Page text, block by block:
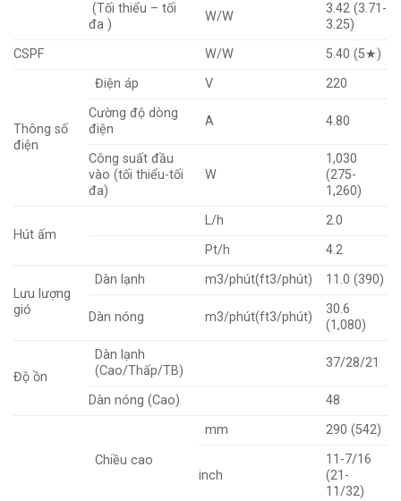
(Tối thiểu – tối
đa )
W/W
3.42 (3.71-
3.25)
CSPF
W/W 5.40 (5★)
Thông số
điện
Điện áp V
220
Cường độ dòng
điện
A 4.80
Công suất đầu
vào (tối thiểu-tối
đa)
W
1,030
(275-
1,260)
Hút ấm
L/h
2.0
Pt/h
4.2
Lưu lượng
gió
Dàn lạnh m3/phút(ft3/phút) 11.0 (390)
Dàn nóng m3/phút(ft3/phút)
30.6
(1,080)
Độ ồn
Dàn lạnh
(Cao/Thấp/TB)
37/28/21
Dàn nóng (Cao) 48
Chiều cao
mm 290 (542)
inch
11-7/16
(21-
11/32)